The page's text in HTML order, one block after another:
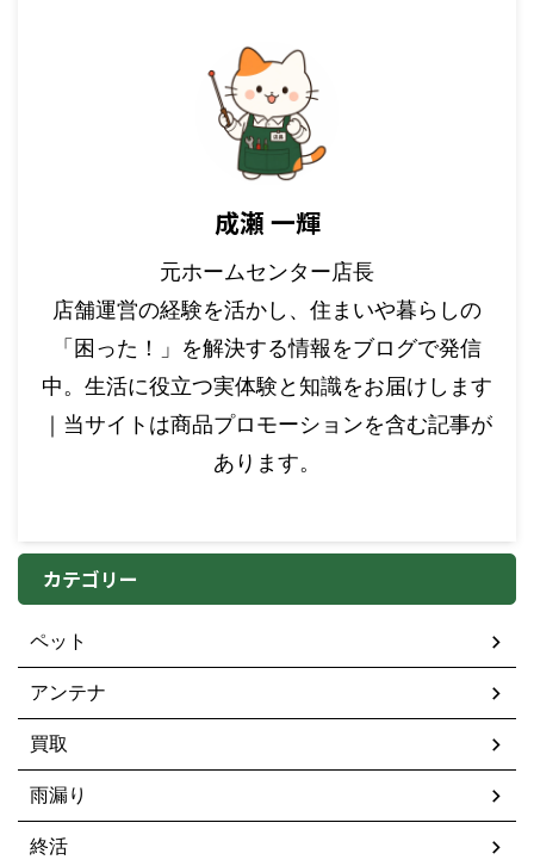
成瀬 一輝
元ホームセンター店長
店舗運営の経験を活かし、住まいや暮らしの
「困った！」を解決する情報をブログで発信
中。生活に役立つ実体験と知識をお届けします
｜当サイトは商品プロモーションを含む記事が
あります。
カテゴリー
ペット
アンテナ
買取
雨漏り
終活